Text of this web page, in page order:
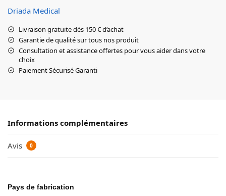
Driada Medical
Livraison gratuite dès 150 € d’achat
Garantie de qualité sur tous nos produit
Consultation et assistance offertes pour vous aider dans votre
choix
Paiement Sécurisé Garanti
Informations complémentaires
Avis 0
Pays de fabrication